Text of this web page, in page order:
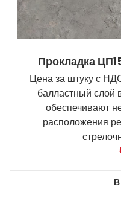
Прокладка
Цена за штуку с
балластный слой
обеспечивают
расположения